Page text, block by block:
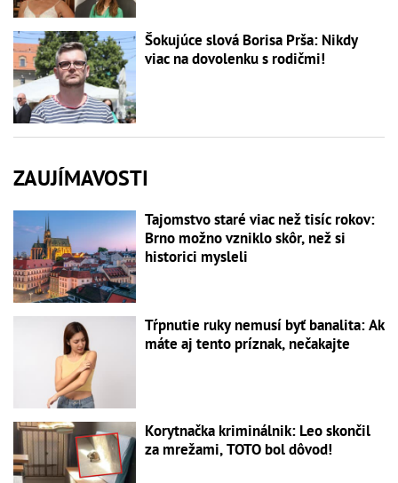
Šokujúce slová Borisa Prša: Nikdy
viac na dovolenku s rodičmi!
ZAUJÍMAVOSTI
Tajomstvo staré viac než tisíc rokov:
Brno možno vzniklo skôr, než si
historici mysleli
Tŕpnutie ruky nemusí byť banalita: Ak
máte aj tento príznak, nečakajte
Korytnačka kriminálnik: Leo skončil
za mrežami, TOTO bol dôvod!